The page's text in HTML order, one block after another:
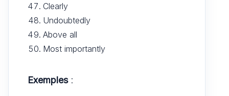
Clearly
Undoubtedly
Above all
Most importantly
Exemples: